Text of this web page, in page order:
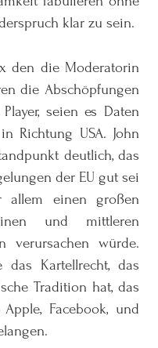
klar zu sein.
den die Moderatorin
die Abschöpfungen
seien es Daten
Richtung USA. John
deutlich, das
der EU gut sei
allem einen großen
und mittleren
verursachen würde.
Kartellrecht, das
Tradition hat, das
Facebook, und